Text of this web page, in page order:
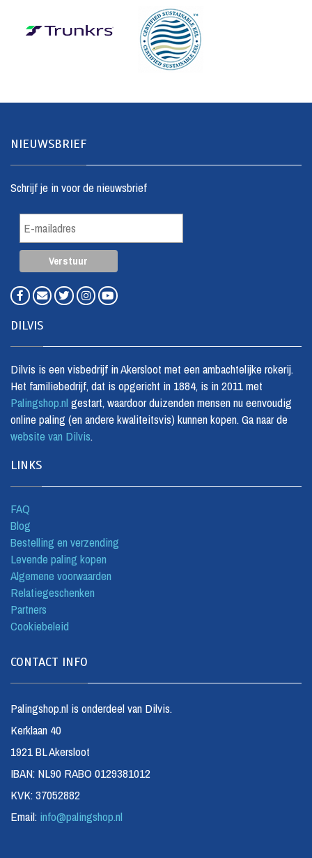
NIEUWSBRIEF
Schrijf je in voor de nieuwsbrief
DILVIS
Dilvis is een visbedrijf in Akersloot met een ambachtelijke rokerij.
Het familiebedrijf, dat is opgericht in 1884, is in 2011 met
Palingshop.nl gestart, waardoor duizenden mensen nu eenvoudig
online paling (en andere kwaliteitsvis) kunnen kopen. Ga naar de
website van Dilvis.
LINKS
FAQ
Blog
Bestelling en verzending
Levende paling kopen
Algemene voorwaarden
Relatiegeschenken
Partners
Cookiebeleid
CONTACT INFO
Palingshop.nl is onderdeel van Dilvis.
Kerklaan 40
1921 BL Akersloot
IBAN: NL90 RABO 0129381012
KVK: 37052882
Email: info@palingshop.nl